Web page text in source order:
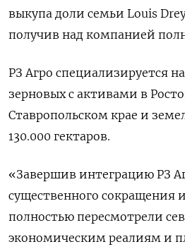
выкупа доли семьи Louis
получив над компанией
РЗ Агро специализируется
зерновых с активами в
Ставропольском крае и
130.000 гектаров.
«Завершив интеграцию РЗ
существенного сокращения
полностью пересмотрели
экономическим реалиям и